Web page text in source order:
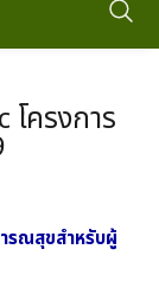
ครงการ
รณสุขสำหรับผู้